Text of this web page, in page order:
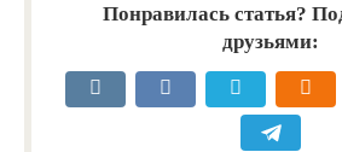
Понравилась статья?
друзьями: